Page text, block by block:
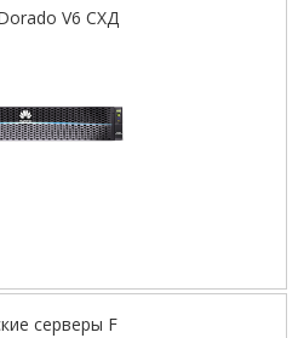
V6 СХД
серверы F